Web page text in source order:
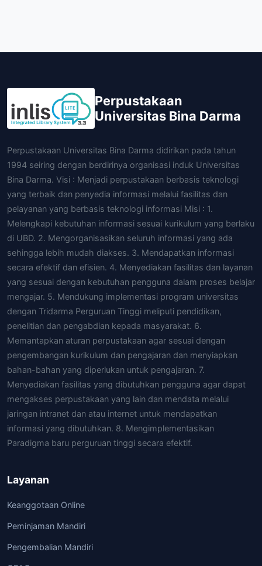
Perpustakaan
Universitas Bina Darma
Perpustakaan Universitas Bina Darma didirikan pada tahun
1994 seiring dengan berdirinya organisasi induk Universitas
Bina Darma. Visi : Menjadi perpustakaan berbasis teknologi
yang terbaik dan penyedia informasi melalui fasilitas dan
pelayanan yang berbasis teknologi informasi Misi : 1.
Melengkapi kebutuhan informasi sesuai kurikulum yang berlaku
di UBD. 2. Mengorganisasikan seluruh informasi yang ada
sehingga lebih mudah diakses. 3. Mendapatkan informasi
secara efektif dan efisien. 4. Menyediakan fasilitas dan layanan
yang sesuai dengan kebutuhan pengguna dalam proses belajar
mengajar. 5. Mendukung implementasi program universitas
dengan Tridarma Perguruan Tinggi meliputi pendidikan,
penelitian dan pengabdian kepada masyarakat. 6.
Memantapkan aturan perpustakaan agar sesuai dengan
pengembangan kurikulum dan pengajaran dan menyiapkan
bahan-bahan yang diperlukan untuk pengajaran. 7.
Menyediakan fasilitas yang dibutuhkan pengguna agar dapat
mengakses perpustakaan yang lain dan mendata melalui
jaringan intranet dan atau internet untuk mendapatkan
informasi yang dibutuhkan. 8. Mengimplementasikan
Paradigma baru perguruan tinggi secara efektif.
Layanan
Keanggotaan Online
Peminjaman Mandiri
Pengembalian Mandiri